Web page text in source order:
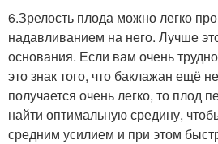
6.Зрелость плода можно легко
надавливанием на него. Лучше
основания. Если вам очень
это знак того, что баклажан ещё
получается очень легко, то плод
найти оптимальную средину,
средним усилием и при этом